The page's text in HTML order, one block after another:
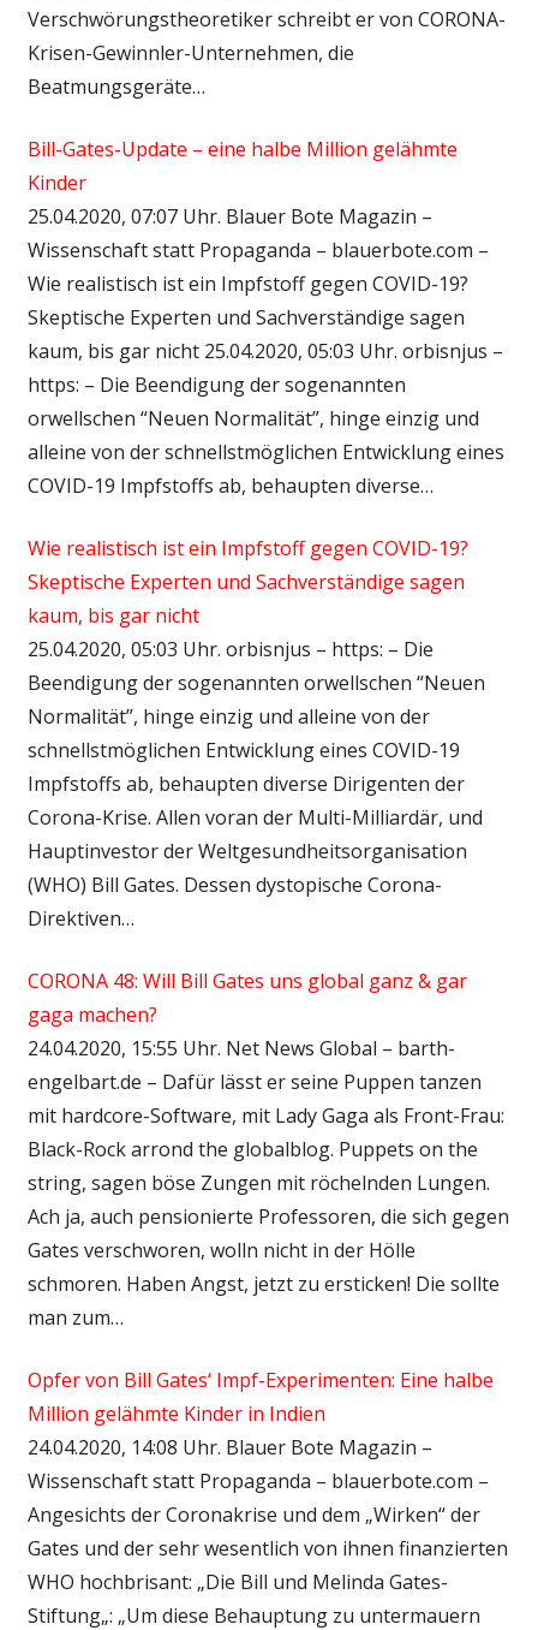
Verschwörungstheoretiker schreibt er von CORONA-
Krisen-Gewinnler-Unternehmen, die
Beatmungsgeräte…
Bill-Gates-Update – eine halbe Million gelähmte
Kinder
25.04.2020, 07:07 Uhr. Blauer Bote Magazin –
Wissenschaft statt Propaganda – blauerbote.com –
Wie realistisch ist ein Impfstoff gegen COVID-19?
Skeptische Experten und Sachverständige sagen
kaum, bis gar nicht 25.04.2020, 05:03 Uhr. orbisnjus –
https: – Die Beendigung der sogenannten
orwellschen “Neuen Normalität”, hinge einzig und
alleine von der schnellstmöglichen Entwicklung eines
COVID-19 Impfstoffs ab, behaupten diverse…
Wie realistisch ist ein Impfstoff gegen COVID-19?
Skeptische Experten und Sachverständige sagen
kaum, bis gar nicht
25.04.2020, 05:03 Uhr. orbisnjus – https: – Die
Beendigung der sogenannten orwellschen “Neuen
Normalität”, hinge einzig und alleine von der
schnellstmöglichen Entwicklung eines COVID-19
Impfstoffs ab, behaupten diverse Dirigenten der
Corona-Krise. Allen voran der Multi-Milliardär, und
Hauptinvestor der Weltgesundheitsorganisation
(WHO) Bill Gates. Dessen dystopische Corona-
Direktiven…
CORONA 48: Will Bill Gates uns global ganz & gar
gaga machen?
24.04.2020, 15:55 Uhr. Net News Global – barth-
engelbart.de – Dafür lässt er seine Puppen tanzen
mit hardcore-Software, mit Lady Gaga als Front-Frau:
Black-Rock arrond the globalblog. Puppets on the
string, sagen böse Zungen mit röchelnden Lungen.
Ach ja, auch pensionierte Professoren, die sich gegen
Gates verschworen, wolln nicht in der Hölle
schmoren. Haben Angst, jetzt zu ersticken! Die sollte
man zum…
Opfer von Bill Gates‘ Impf-Experimenten: Eine halbe
Million gelähmte Kinder in Indien
24.04.2020, 14:08 Uhr. Blauer Bote Magazin –
Wissenschaft statt Propaganda – blauerbote.com –
Angesichts der Coronakrise und dem „Wirken“ der
Gates und der sehr wesentlich von ihnen finanzierten
WHO hochbrisant: „Die Bill und Melinda Gates-
Stiftung„: „Um diese Behauptung zu untermauern